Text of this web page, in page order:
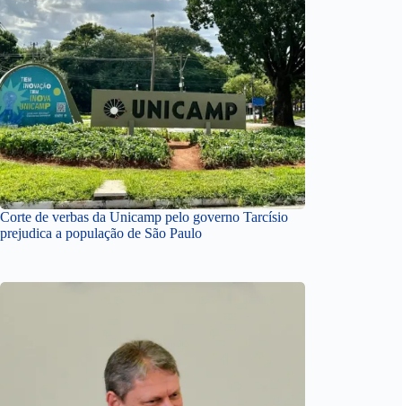
Corte de verbas da Unicamp pelo governo Tarcísio
prejudica a população de São Paulo